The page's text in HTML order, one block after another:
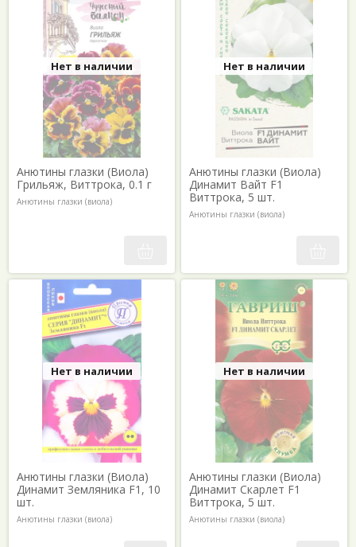
Нет в наличии
Анютины глазки (Виола)
Грильяж, Виттрока, 0.1 г
Анютины глазки (виола)
Нет в наличии
Анютины глазки (Виола)
Динамит Вайт F1
Виттрока, 5 шт.
Анютины глазки (виола)
Нет в наличии
Анютины глазки (Виола)
Динамит Земляника F1, 10
шт.
Анютины глазки (виола)
Нет в наличии
Анютины глазки (Виола)
Динамит Скарлет F1
Виттрока, 5 шт.
Анютины глазки (виола)